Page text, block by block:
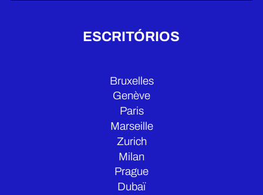
ESCRITÓRIOS
Bruxelles
Genève
Paris
Marseille
Zurich
Milan
Prague
Dubaï